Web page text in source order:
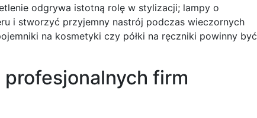
odgrywa istotną rolę w stylizacji; lampy o
i stworzyć przyjemny nastrój podczas wieczornych
na kosmetyki czy półki na ręczniki powinny być
firm